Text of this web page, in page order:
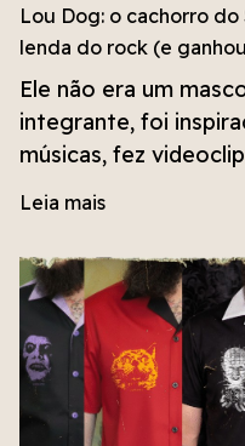
Lou Dog: o cachorro
lenda do rock (e
Ele não era um
integrante, foi
músicas, fez
aprontou muito!
ganhou destaque na
banda, disponível na
Leia mais